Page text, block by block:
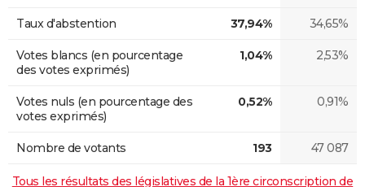
Taux d'abstention 37,94% 34,65%
Votes blancs (en pourcentage
des votes exprimés)
1,04% 2,53%
Votes nuls (en pourcentage des
votes exprimés)
0,52% 0,91%
Nombre de votants 193 47 087
Tous les résultats des législatives de la 1ère circonscription de